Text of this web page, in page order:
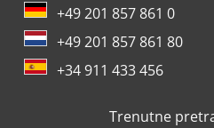
+49 201 857 861 0
+49 201 857 861 80
+34 911 433 456
Trenutne